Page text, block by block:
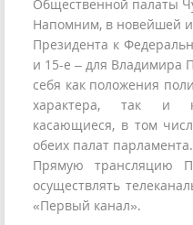
Общественной палаты
Напомним, в новейшей
Президента к
и 15-е – для Владимира
себя как положения
характера, так и
касающиеся, в том
обеих палат парламента.
Прямую трансляцию
осуществлять
«Первый канал».